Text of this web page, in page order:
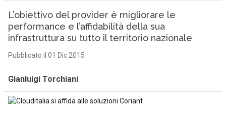
L’obiettivo del provider è migliorare le
performance e l’affidabilità della sua
infrastruttura su tutto il territorio nazionale
Pubblicato il 01 Dic 2015
Gianluigi Torchiani